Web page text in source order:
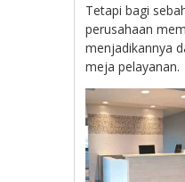
Tetapi bagi
perusahaan
menjadikannya
meja pelayanan.